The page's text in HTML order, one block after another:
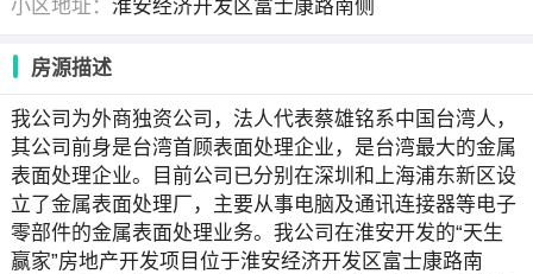
小区地址：淮安经济开发区富士康路南侧
房源描述
我公司为外商独资公司，法人代表蔡雄铭系中国台湾人，
其公司前身是台湾首顾表面处理企业，是台湾最大的金属
表面处理企业。目前公司已分别在深圳和上海浦东新区设
立了金属表面处理厂，主要从事电脑及通讯连接器等电子
零部件的金属表面处理业务。我公司在淮安开发的“天生
赢家”房地产开发项目位于淮安经济开发区富士康路南